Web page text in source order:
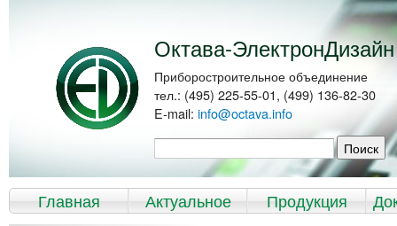
Октава-ЭлектронДизайн
Приборостроительное объединение
тел.: (495) 225-55-01, (499) 136-82-30
E-mail: info@octava.info
Форма поиска
Поиск
Главное меню
Главная Актуальное Продукция